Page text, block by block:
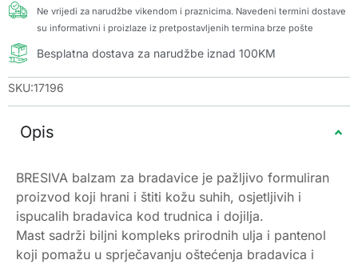
Ne vrijedi za narudžbe vikendom i praznicima. Navedeni termini dostave
su informativni i proizlaze iz pretpostavljenih termina brze pošte
Besplatna dostava za narudžbe iznad 100KM
SKU:17196
Opis
BRESIVA balzam za bradavice je pažljivo formuliran
proizvod koji hrani i štiti kožu suhih, osjetljivih i
ispucalih bradavica kod trudnica i dojilja.
Mast sadrži biljni kompleks prirodnih ulja i pantenol
koji pomažu u sprječavanju oštećenja bradavica i